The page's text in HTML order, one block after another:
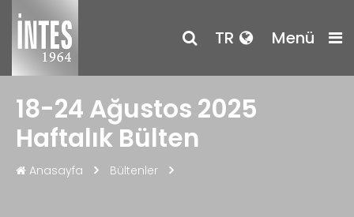
TR Menü
18-24 Ağustos 2025
Haftalık Bülten
Anasayfa Bültenler